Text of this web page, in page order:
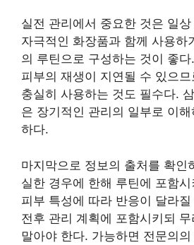
실전 관리에서 중요한 것은 일
자극적인 화장품과 함께 사용하
의 루틴으로 구성하는 것이 좋
피부의 재생이 지연될 수 있으
충실히 사용하는 것도 필수다.
은 장기적인 관리의 일부로 이
하다.
마지막으로 정보의 출처를 확인
실한 경우에 한해 루틴에 포함
피부 특성에 따라 반응이 달라
전후 관리 계획에 포함시키되
말아야 한다. 가능하면 전문의